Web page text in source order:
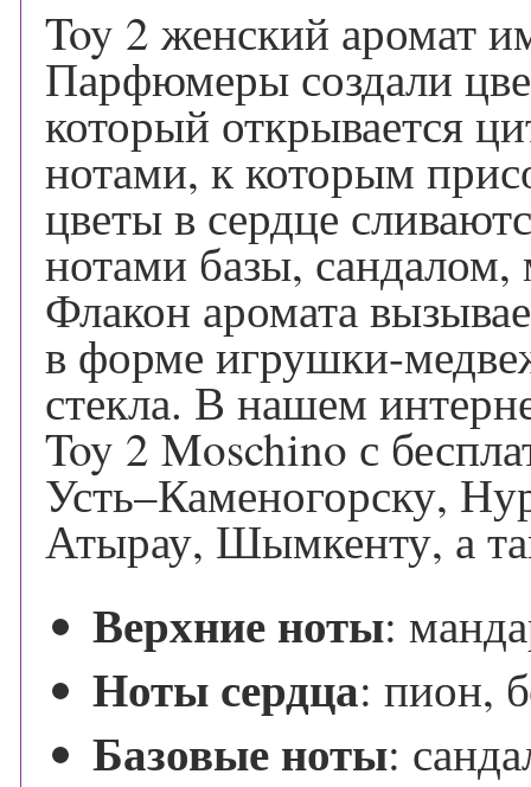
Toy 2 женский аромат
Парфюмеры создали
который открывается
нотами, к которым
цветы в сердце
нотами базы,
Флакон аромата
в форме игрушки-
стекла. В нашем
Toy 2 Moschino с
Усть–Каменогорску,
Атырау, Шымкенту, а
Верхние ноты:
Ноты сердца: пион,
Базовые ноты: